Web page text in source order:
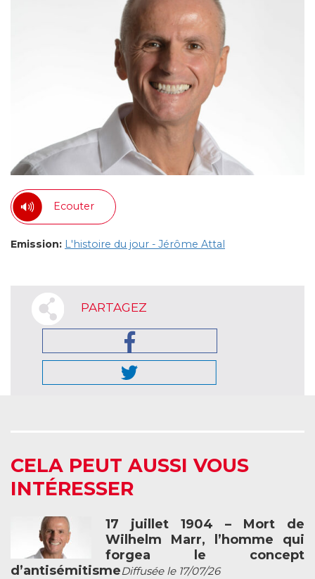
Ecouter
Emission: L'histoire du jour - Jérôme Attal
PARTAGEZ
CELA PEUT AUSSI VOUS
INTÉRESSER
17 juillet 1904 – Mort de
Wilhelm Marr, l’homme qui
forgea le concept
d’antisémitismeDiffusée le 17/07/26